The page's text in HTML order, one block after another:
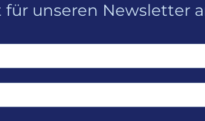
unseren Newsletter